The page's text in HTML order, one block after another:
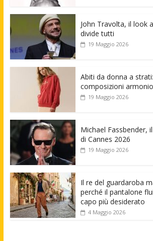
John Travolta, il look
divide tutti
19 Maggio 2026
Abiti da donna a
composizioni
19 Maggio 2026
Michael Fassbender,
di Cannes 2026
19 Maggio 2026
Il re del guardaroba
perché il pantalone
capo più desiderato
4 Maggio 2026